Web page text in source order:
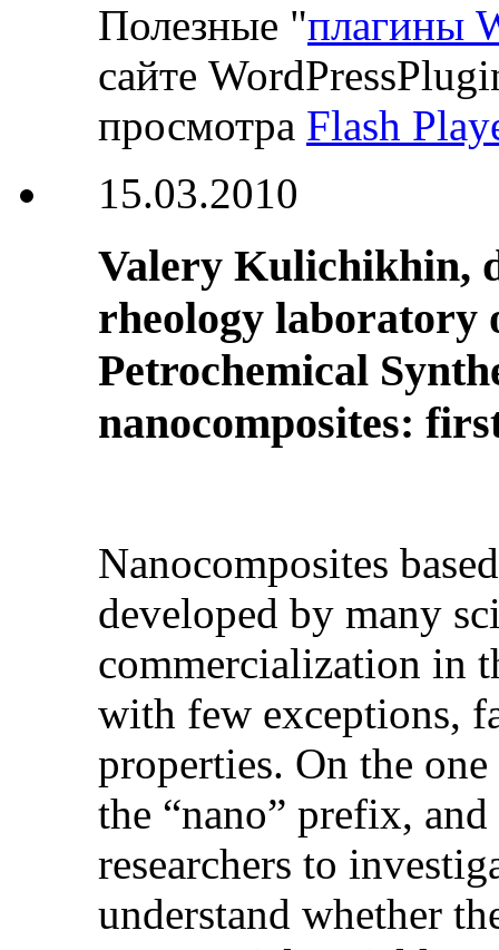
Полезные "плагины
сайте
просмотра Flash
15.03.2010
Valery Kulichikhin,
rheology laboratory
Petrochemical
nanocomposites:
Nanocomposites
developed by many
commercialization in
with few exceptions,
properties. On the
the “nano” prefix,
researchers to
understand whether